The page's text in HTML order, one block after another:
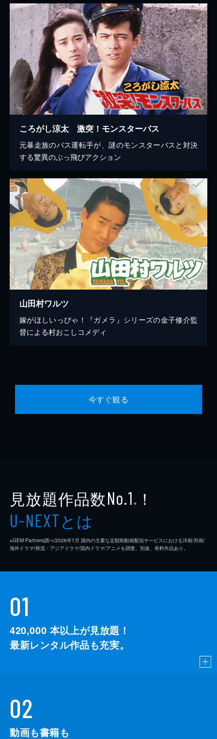
ころがし涼太 激突！モンスターバス
元暴走族のバス運転手が、謎のモンスターバスと対決
する驚異のぶっ飛びアクション
山田村ワルツ
嫁がほしいっぴゃ！『ガメラ』シリーズの金子修介監
督による村おこしコメディ
今すぐ観る
見放題作品数No.1 ※ ！
U-NEXTとは
※GEM Partners調べ/2026年7⽉ 国内の主要な定額制動画配信サービスにおける洋画/邦画/
海外ドラマ/韓流・アジアドラマ/国内ドラマ/アニメを調査。別途、有料作品あり。
01
420,000 本以上が見放題！
最新レンタル作品も充実。
02
動画も書籍も